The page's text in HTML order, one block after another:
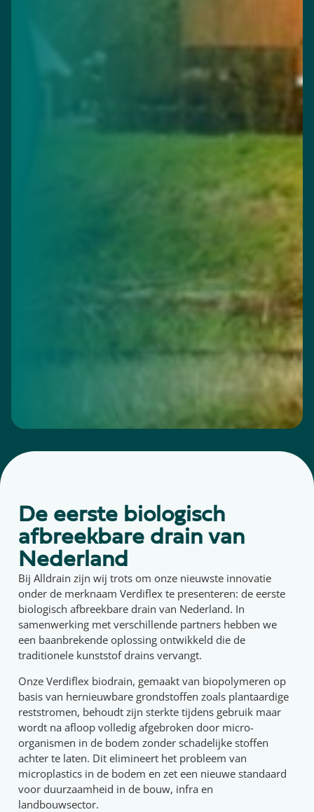
De eerste biologisch
afbreekbare drain van
Nederland
Bij Alldrain zijn wij trots om onze nieuwste innovatie
onder de merknaam Verdiflex te presenteren: de eerste
biologisch afbreekbare drain van Nederland. In
samenwerking met verschillende partners hebben we
een baanbrekende oplossing ontwikkeld die de
traditionele kunststof drains vervangt.
Onze Verdiflex biodrain, gemaakt van biopolymeren op
basis van hernieuwbare grondstoffen zoals plantaardige
reststromen, behoudt zijn sterkte tijdens gebruik maar
wordt na afloop volledig afgebroken door micro-
organismen in de bodem zonder schadelijke stoffen
achter te laten. Dit elimineert het probleem van
microplastics in de bodem en zet een nieuwe standaard
voor duurzaamheid in de bouw, infra en
landbouwsector.